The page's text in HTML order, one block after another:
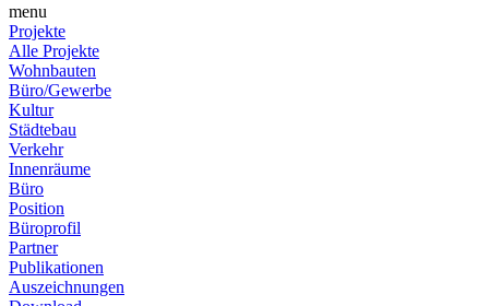
menu
Projekte
Alle Projekte
Wohnbauten
Büro/Gewerbe
Kultur
Städtebau
Verkehr
Innenräume
Büro
Position
Büroprofil
Partner
Publikationen
Auszeichnungen